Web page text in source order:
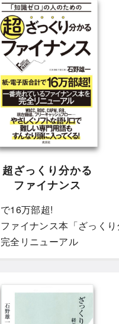
超ざっくり分かる
ファイナンス
16万部超!
ァイナンス本「ざっく
全リニューアル